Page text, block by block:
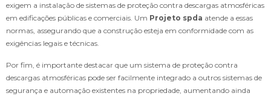
exigem a instalação de sistemas de proteção contra descargas atmosféricas
em edificações públicas e comerciais. Um Projeto spda atende a essas
normas, assegurando que a construção esteja em conformidade com as
exigências legais e técnicas.
Por fim, é importante destacar que um sistema de proteção contra
descargas atmosféricas pode ser facilmente integrado a outros sistemas de
segurança e automação existentes na propriedade, aumentando ainda